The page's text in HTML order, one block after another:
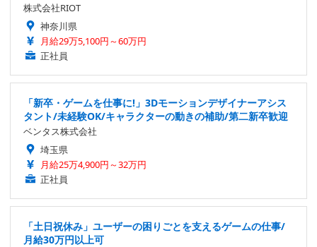
株式会社RIOT
神奈川県
月給29万5,100円～60万円
正社員
「新卒・ゲームを仕事に!」3Dモーションデザイナーアシス
タント/未経験OK/キャラクターの動きの補助/第二新卒歓迎
ベンタス株式会社
埼玉県
月給25万4,900円～32万円
正社員
「土日祝休み」ユーザーの困りごとを支えるゲームの仕事/
月給30万円以上可